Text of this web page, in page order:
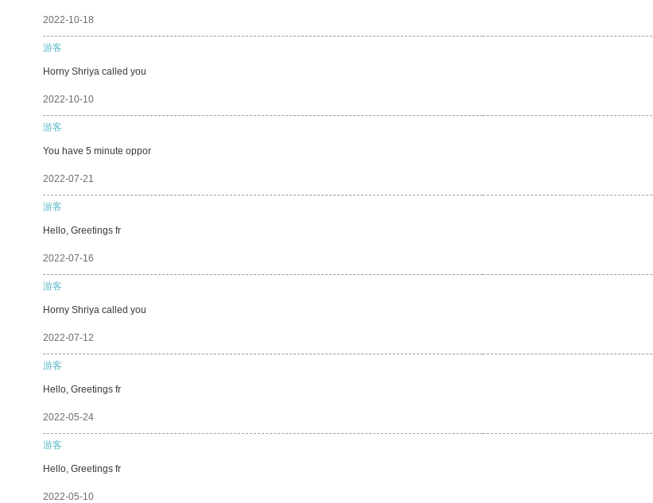
2022-10-18
游客
Horny Shriya called you
2022-10-10
游客
You have 5 minute oppor
2022-07-21
游客
Hello, Greetings fr
2022-07-16
游客
Horny Shriya called you
2022-07-12
游客
Hello, Greetings fr
2022-05-24
游客
Hello, Greetings fr
2022-05-10